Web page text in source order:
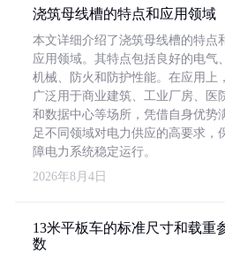
浇筑母线槽的特点和应用领域
本文详细介绍了浇筑母线槽的特点
应用领域。其特点包括良好的电气、
机械、防火和防护性能。在应用上，
广泛用于商业建筑、工业厂房、医
和数据中心等场所，凭借自身优势
足不同领域对电力供应的高要求，
障电力系统稳定运行。
2026年8月4日
13米平板车的标准尺寸和载重
数